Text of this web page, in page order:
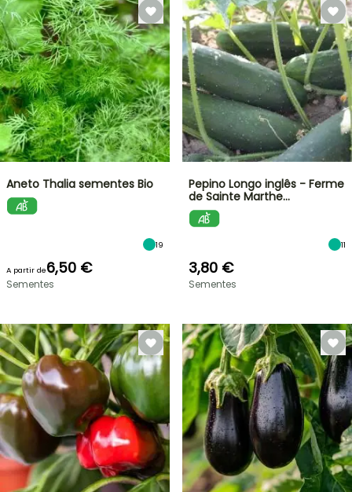
Aneto Thalia sementes Bio
19
A partir de6,50 €
Sementes
Pepino Longo inglês - Ferme
de Sainte Marthe…
11
3,80 €
Sementes